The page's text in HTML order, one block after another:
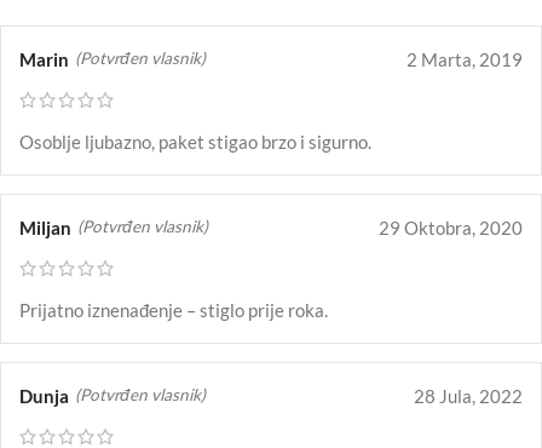
Marin (Potvrđen vlasnik) 2 Marta, 2019
Osoblje ljubazno, paket stigao brzo i sigurno.
Miljan (Potvrđen vlasnik) 29 Oktobra, 2020
Prijatno iznenađenje – stiglo prije roka.
Dunja (Potvrđen vlasnik) 28 Jula, 2022